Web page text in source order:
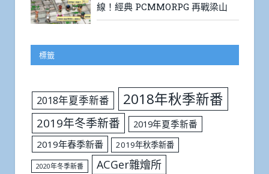
線！經典 PCMMORPG 再戰梁山
標籤
2018年夏季新番 2018年秋季新番
2019年冬季新番
2019年夏季新番
2019年春季新番
2019年秋季新番
2020年冬季新番 ACGer雜燴所